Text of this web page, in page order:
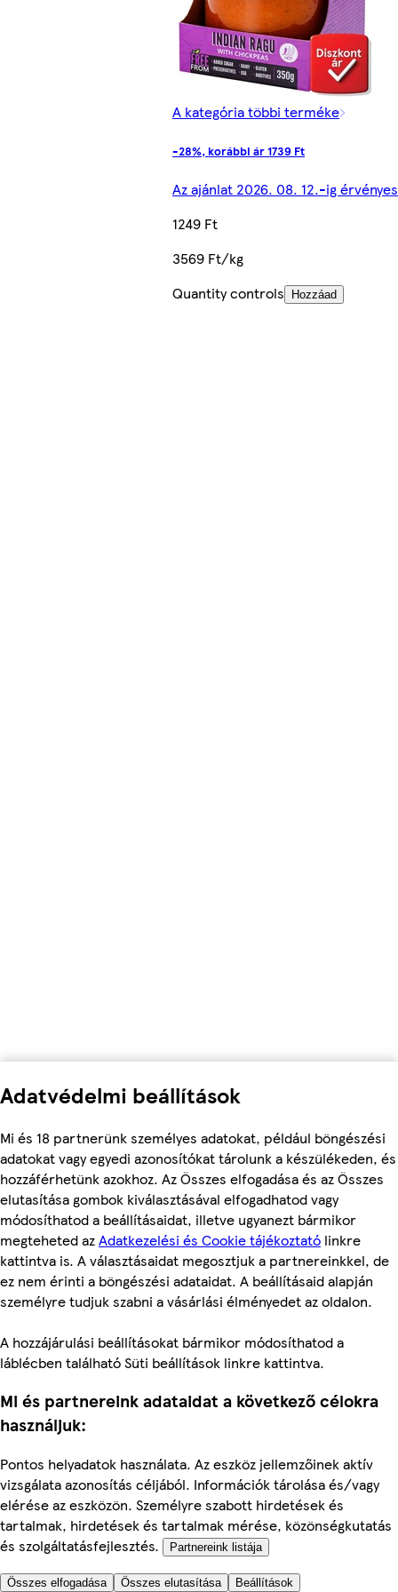
Adatvédelmi beállítások
Mi és 18 partnerünk személyes adatokat, például böngészési
adatokat vagy egyedi azonosítókat tárolunk a készülékeden, és
hozzáférhetünk azokhoz. Az Összes elfogadása és az Összes
elutasítása gombok kiválasztásával elfogadhatod vagy
módosíthatod a beállításaidat, illetve ugyanezt bármikor
megteheted azAdatkezelési és Cookie tájékoztató linkre
kattintva is. A választásaidat megosztjuk a partnereinkkel, de
ez nem érinti a böngészési adataidat. A beállításaid alapján
személyre tudjuk szabni a vásárlási élményedet az oldalon.
A hozzájárulási beállításokat bármikor módosíthatod a
láblécben található Süti beállítások linkre kattintva.
Mi és partnereink adataidat a következő célokra
használjuk:
Pontos helyadatok használata. Az eszköz jellemzőinek aktív
vizsgálata azonosítás céljából. Információk tárolása és/vagy
elérése az eszközön. Személyre szabott hirdetések és
tartalmak, hirdetések és tartalmak mérése, közönségkutatás
és szolgáltatásfejlesztés.
Partnereink listája
Összes elfogadása Összes elutasítása Beállítások
A kategória többi terméke
-28%, korábbi ár 1739 Ft
Az ajánlat 2026. 08. 12.-ig érvényes
1249 Ft
3569 Ft/kg
Quantity controls
Hozzáad